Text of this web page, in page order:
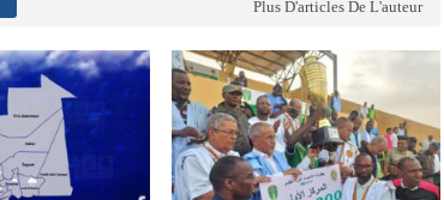
Plus D'articles De L'auteur